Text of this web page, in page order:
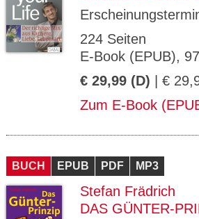
224 Seiten
E-Book (EPUB),
€ 29,99 (D) | €
Zum E-Book
BUCH EPUB PDF MP3
Stefan Frädrich
DAS GÜNTER-